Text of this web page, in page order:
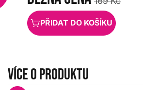
PŘIDAT DO KOŠÍKU
Více o produktu